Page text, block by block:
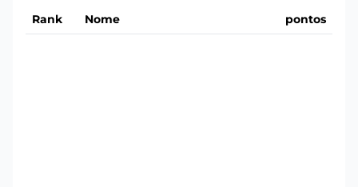
Rank Nome pontos